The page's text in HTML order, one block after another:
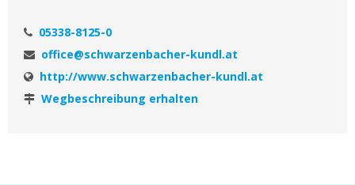
05338-8125-0
office@schwarzenbacher-kundl.at
http://www.schwarzenbacher-kundl.at
Wegbeschreibung erhalten